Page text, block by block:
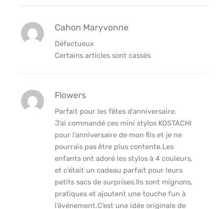
Cahon Maryvonne
Défectueux
Certains articles sont cassés
Flowers
Parfait pour les fêtes d’anniversaire.
J’ai commandé ces mini stylos KOSTACHI
pour l’anniversaire de mon fils et je ne
pourrais pas être plus contente.Les
enfants ont adoré les stylos à 4 couleurs,
et c’était un cadeau parfait pour leurs
petits sacs de surprises.Ils sont mignons,
pratiques et ajoutent une touche fun à
l’événement.C’est une idée originale de